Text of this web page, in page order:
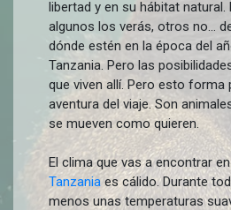
libertad y en su hábitat natural.
algunos los verás, otros no…
dónde estén en la época del
Tanzania. Pero las
que viven allí. Pero esto forma
aventura del viaje. Son
se mueven como quieren.
El clima que vas a encontrar
Tanzania es cálido. Durante
menos unas temperaturas